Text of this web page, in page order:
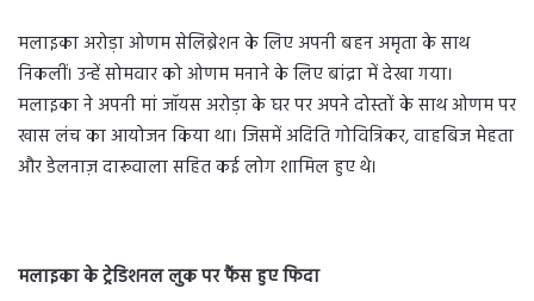
मलाइका अरोड़ा ओणम सेलिब्रेशन के लिए अपनी बहन अमृता के साथ
निकलीं। उन्हें सोमवार को ओणम मनाने के लिए बांद्रा में देखा गया।
मलाइका ने अपनी मां जॉयस अरोड़ा के घर पर अपने दोस्तों के साथ ओणम पर
खास लंच का आयोजन किया था। जिसमें अदिति गोवित्रिकर, वाहबिज मेहता
और डेलनाज़ दारूवाला सहित कई लोग शामिल हुए थे।
मलाइका के ट्रेडिशनल लुक पर फैंस हुए फिदा